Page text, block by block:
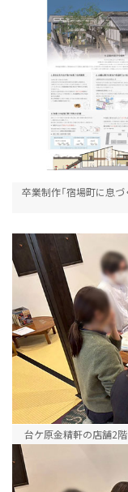
卒業制作「宿場町に息
台ケ原金精軒の店舗2
空間デザ
リビング
ニュース&